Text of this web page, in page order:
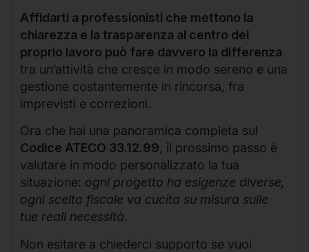
Affidarti a professionisti che mettono la
chiarezza e la trasparenza al centro del
proprio lavoro può fare davvero la differenza
tra un’attività che cresce in modo sereno e una
gestione costantemente in rincorsa, fra
imprevisti e correzioni.
Ora che hai una panoramica completa sul
Codice ATECO 33.12.99, il prossimo passo è
valutare in modo personalizzato la tua
situazione: ogni progetto ha esigenze diverse,
ogni scelta fiscale va cucita su misura sulle
tue reali necessità.
Non esitare a chiederci supporto se vuoi